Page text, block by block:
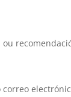
correo